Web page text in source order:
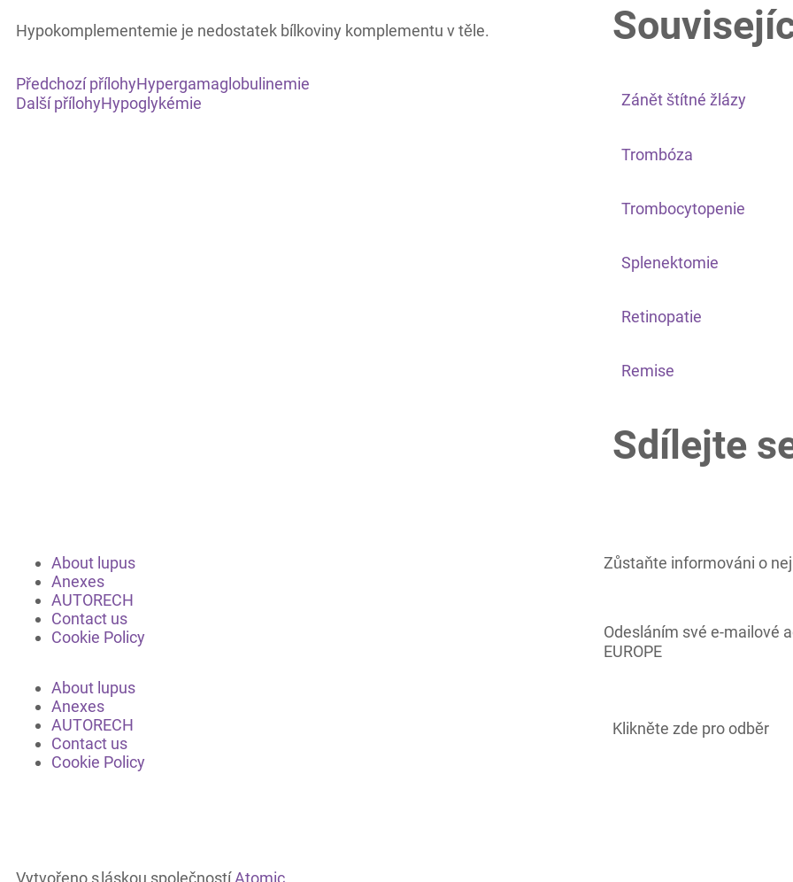
Hypokomplementemie je nedostatek bílkoviny komplementu v těle.
Předchozí přílohyHypergamaglobulinemie
Další přílohyHypoglykémie Zánět štítné žlázy
Trombóza
Trombocytopenie
Splenektomie
Retinopatie
Remise
Sdílejte
About lupus
Anexes
AUTORECH
Contact us
Cookie Policy
About lupus
Anexes
AUTORECH
Contact us
Cookie Policy
Zůstaňte informováni o
Odesláním své e-mailové
EUROPE
Klikněte zde pro odběr
Vytvořeno s láskou společnostíAtomic